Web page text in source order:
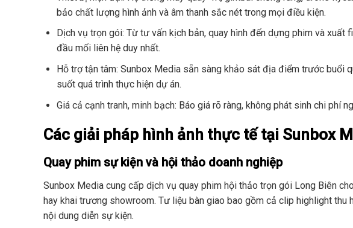
bảo chất lượng hình ảnh và âm thanh sắc nét trong mọi điều kiện.
Dịch vụ trọn gói: Từ tư vấn kịch bản, quay hình đến dựng phim và
đầu mối liên hệ duy nhất.
Hỗ trợ tận tâm: Sunbox Media sẵn sàng khảo sát địa điểm trước buổi
suốt quá trình thực hiện dự án.
Giá cả cạnh tranh, minh bạch: Báo giá rõ ràng, không phát sinh chi phí
Các giải pháp hình ảnh thực tế tại Sunbox
Quay phim sự kiện và hội thảo doanh nghiệp
Sunbox Media cung cấp dịch vụ quay phim hội thảo trọn gói Long Biên
hay khai trương showroom. Tư liệu bàn giao bao gồm cả clip highlight thu
nội dung diễn sự kiện.